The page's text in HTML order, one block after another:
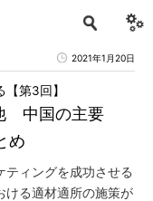
2021年1月20日
中国の主要
め
第3回】
ティングを成功させる
ける適材適所の施策が